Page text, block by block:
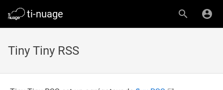
ti-nuage
Tiny Tiny RSS